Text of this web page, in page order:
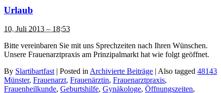
Urlaub
10. Juli 2013 – 18:53
Bitte vereinbaren Sie mit uns Sprechzeiten nach Ihren Wünschen.
Unsere Frauenarztpraxis am Prinzipalmarkt hat wie folgt geöffnet.
By Slartibartfast | Posted in Archivierte Beiträge | Also tagged 48143
Münster, Frauenarzt, Frauenärztin, Frauenarztpraxis,
Frauenheilkunde, Geburtshilfe, Gynäkologe, Öffnungszeiten,